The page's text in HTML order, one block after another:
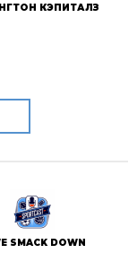
КЭПИТАЛЗ
SMACK DOWN